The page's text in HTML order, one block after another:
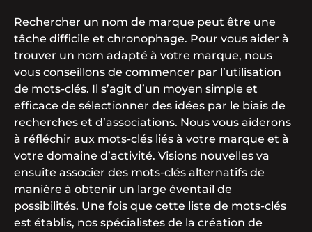
Rechercher un nom de marque peut être une
tâche difficile et chronophage. Pour vous aider à
trouver un nom adapté à votre marque, nous
vous conseillons de commencer par l’utilisation
de mots-clés. Il s’agit d’un moyen simple et
efficace de sélectionner des idées par le biais de
recherches et d’associations. Nous vous aiderons
à réfléchir aux mots-clés liés à votre marque et à
votre domaine d’activité. Visions nouvelles va
ensuite associer des mots-clés alternatifs de
manière à obtenir un large éventail de
possibilités. Une fois que cette liste de mots-clés
est établis, nos spécialistes de la création de